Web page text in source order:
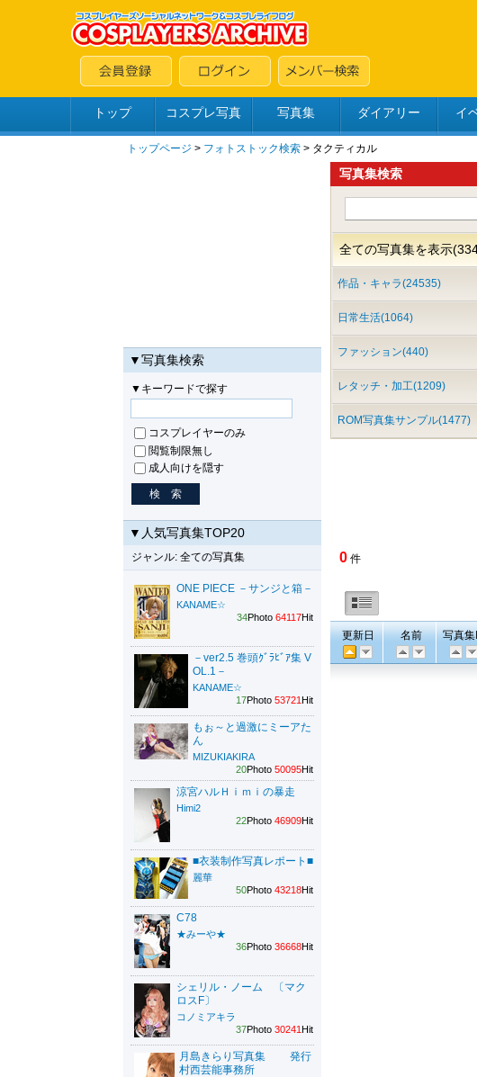
トップ コスプレ写真 写真集 ダイアリー イ
トップページ > フォトストック検索 > タクティカル
▼写真集検索
▼キーワードで探す
コスプレイヤーのみ
閲覧制限無し
成人向けを隠す
▼人気写真集TOP20
ジャンル: 全ての写真集
ONE PIECE －サンジと箱－
KANAME☆
34Photo 64117Hit
－ver2.5 巻頭ｸﾞﾗﾋﾞｱ集 V
OL.1－
KANAME☆
17Photo 53721Hit
もぉ～と過激にミーアた
ん
MIZUKIAKIRA
20Photo 50095Hit
涼宮ハルＨｉｍｉの暴走
Himi2
22Photo 46909Hit
■衣装制作写真レポート■
麗華
50Photo 43218Hit
C78
★みーや★
36Photo 36668Hit
シェリル・ノーム 〔マク
ロスF〕
コノミアキラ
37Photo 30241Hit
月島きらり写真集 発行
村西芸能事務所
写真集検索
全ての写真集を表示
作品・キャラ(24535)
日常生活(1064)
ファッション(440)
レタッチ・加工(1209)
ROM写真集サンプル(1477)
0 件
更新日 名前 写真集